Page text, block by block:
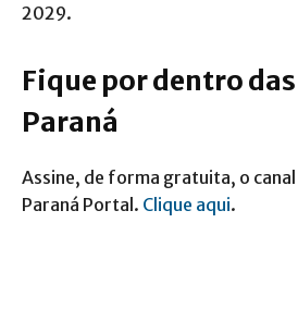
2029.
Fique por dentro
Paraná
Assine, de forma gratuita, o
Paraná Portal. Clique aqui.